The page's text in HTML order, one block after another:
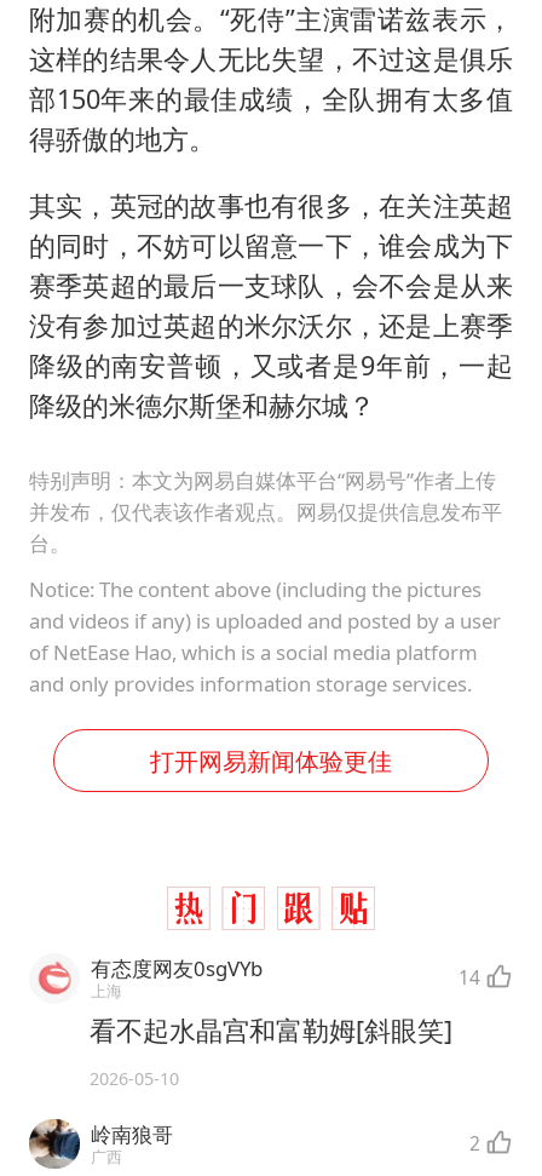
附加赛的机会。“死侍”主演雷诺兹表示，
这样的结果令人无比失望，不过这是俱乐
部150年来的最佳成绩，全队拥有太多值
得骄傲的地方。
其实，英冠的故事也有很多，在关注英超
的同时，不妨可以留意一下，谁会成为下
赛季英超的最后一支球队，会不会是从来
没有参加过英超的米尔沃尔，还是上赛季
降级的南安普顿，又或者是9年前，一起
降级的米德尔斯堡和赫尔城？
特别声明：本文为网易自媒体平台“网易号”作者上传
并发布，仅代表该作者观点。网易仅提供信息发布平
台。
Notice: The content above (including the pictures
and videos if any) is uploaded and posted by a user
of NetEase Hao, which is a social media platform
and only provides information storage services.
打开网易新闻体验更佳
有态度网友0sgVYb
上海 14
看不起水晶宫和富勒姆[斜眼笑]
2026-05-10
岭南狼哥
广西 2